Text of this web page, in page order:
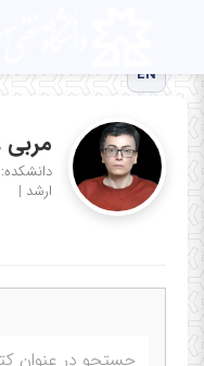
EN
ارشد |